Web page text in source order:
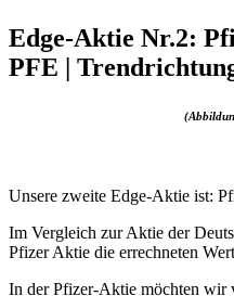
Edge-Aktie Nr.2:
PFE |
Unsere zweite Edge-Aktie ist:
Im Vergleich zur Aktie der
Pfizer Aktie die errechneten
In der Pfizer-Aktie möchten wir